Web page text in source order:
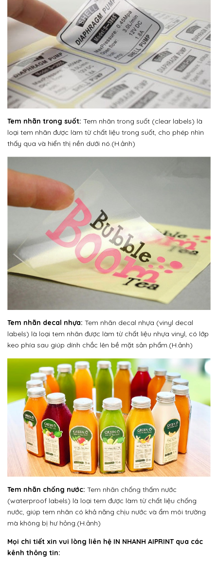
Tem nhãn trong suốt: Tem nhãn trong suốt (clear labels) là
loại tem nhãn được làm từ chất liệu trong suốt, cho phép nhìn
thấy qua và hiển thị nền dưới nó.(H.ảnh)
Tem nhãn decal nhựa: Tem nhãn decal nhựa (vinyl decal
labels) là loại tem nhãn được làm từ chất liệu nhựa vinyl, có lớp
keo phía sau giúp dính chắc lên bề mặt sản phẩm.(H.ảnh)
Tem nhãn chống nước: Tem nhãn chống thấm nước
(waterproof labels) là loại tem được làm từ chất liệu chống
nước, giúp tem nhãn có khả năng chịu nước và ẩm môi trường
mà không bị hư hỏng.(H.ảnh)
Mọi chi tiết xin vui lòng liên hệ IN NHANH AIPRINTqua các
kênh thông tin: